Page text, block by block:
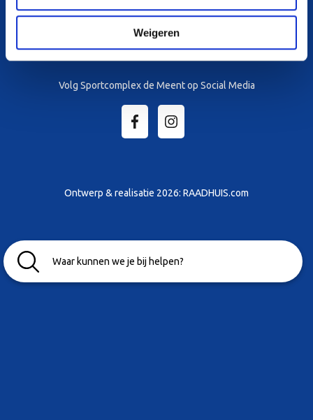
Weigeren
Nieuwsbrief
Socials
Volg Sportcomplex de Meent op Social Media
Ontwerp & realisatie 2026: RAADHUIS.com